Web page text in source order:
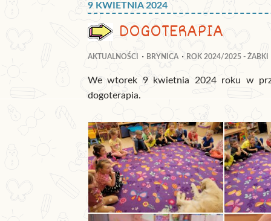
9 KWIETNIA 2024
DOGOTERAPIA
AKTUALNOŚCI BRYNICA ROK 2024/2025 - ŻABKI
We wtorek 9 kwietnia 2024 roku w
dogoterapia.